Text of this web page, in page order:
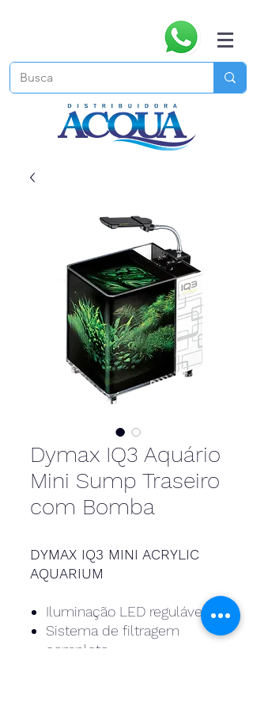
Dymax IQ3 Aquário
Mini Sump Traseiro
com Bomba
DYMAX IQ3 MINI ACRYLIC
AQUARIUM
Iluminação LED regulável
Sistema de filtragem
completo